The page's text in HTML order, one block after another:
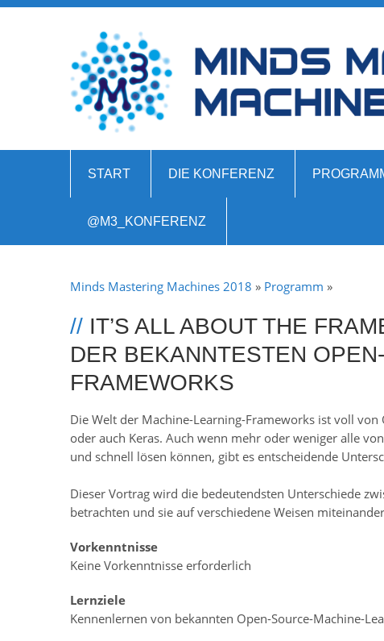
START DIE KONFERENZ
@M3_KONFERENZ
Minds Mastering Machines 2018 » Programm »
// IT’S ALL ABOUT THE
DER BEKANNTESTEN
FRAMEWORKS
Die Welt der Machine-Learning-Frameworks ist voll von
oder auch Keras. Auch wenn mehr oder weniger alle
und schnell lösen können, gibt es entscheidende
Dieser Vortrag wird die bedeutendsten Unterschiede
betrachten und sie auf verschiedene Weisen
Vorkenntnisse
Keine Vorkenntnisse erforderlich
Lernziele
Kennenlernen von bekannten Open-Source-Machine-